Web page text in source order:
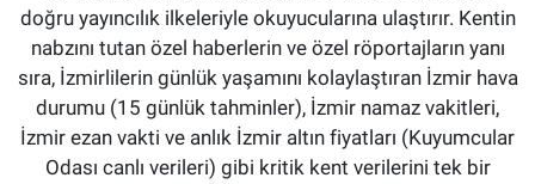
doğru yayıncılık ilkeleriyle okuyucularına ulaştırır. Kentin
nabzını tutan özel haberlerin ve özel röportajların yanı
sıra, İzmirlilerin günlük yaşamını kolaylaştıran İzmir hava
durumu (15 günlük tahminler), İzmir namaz vakitleri,
İzmir ezan vakti ve anlık İzmir altın fiyatları (Kuyumcular
Odası canlı verileri) gibi kritik kent verilerini tek bir